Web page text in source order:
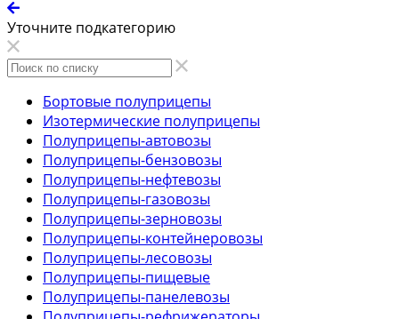
Уточните подкатегорию
Бортовые полуприцепы
Изотермические полуприцепы
Полуприцепы-автовозы
Полуприцепы-бензовозы
Полуприцепы-нефтевозы
Полуприцепы-газовозы
Полуприцепы-зерновозы
Полуприцепы-контейнеровозы
Полуприцепы-лесовозы
Полуприцепы-пищевые
Полуприцепы-панелевозы